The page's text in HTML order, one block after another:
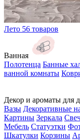
Лето 56 товаров
Ванная
Полотенца Банные
ванной комнаты
Декор и ароматы для
Вазы Декоративные
Картины Зеркала
Мебель Статуэтки
Шкатулки Корзины